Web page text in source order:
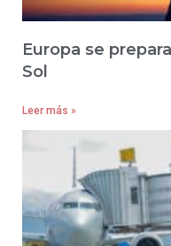
Europa se
Sol
Leer más »